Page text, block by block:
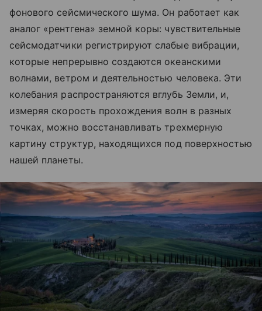
фонового сейсмического шума. Он работает как
аналог «рентгена» земной коры: чувствительные
сейсмодатчики регистрируют слабые вибрации,
которые непрерывно создаются океанскими
волнами, ветром и деятельностью человека. Эти
колебания распространяются вглубь Земли, и,
измеряя скорость прохождения волн в разных
точках, можно восстанавливать трехмерную
картину структур, находящихся под поверхностью
нашей планеты.